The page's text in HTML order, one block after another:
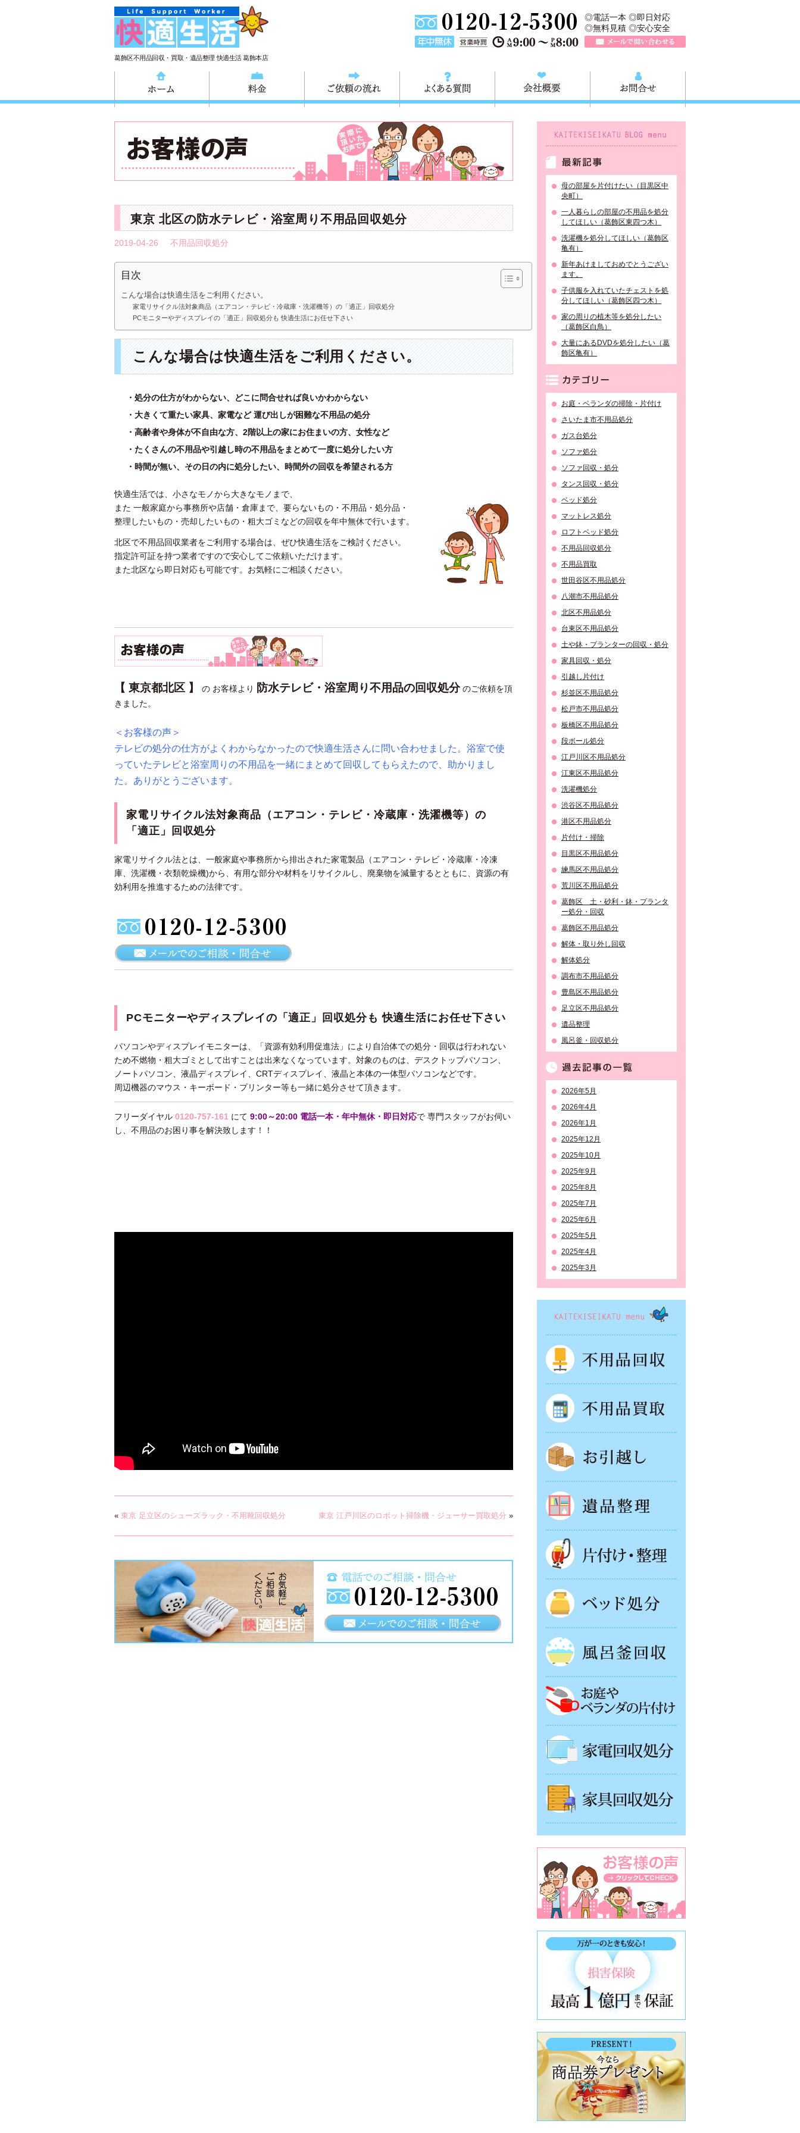
葛飾区不用品回収・買取・遺品整理 快適生活 葛飾本店
TEL 0120-757-161（年中無休）営業時間AM9:00～
◎電話一本 ◎即日対応
◎無料見積 ◎安心安全
ご依頼の流れ よくある質問
東京 北区の防水テレビ・浴室周り不用品回収処分
2019-04-26 不用品回収処分
目次
こんな場合は快適生活をご利用ください。
家電リサイクル法対象商品（エアコン・テレビ・冷蔵庫・洗濯機等）の「適正」回収処分
PCモニターやディスプレイの「適正」回収処分も 快適生活にお任せ下さい
こんな場合は快適生活をご利用ください。
・処分の仕方がわからない、どこに問合せれば良いかわからない
・大きくて重たい家具、家電など 運び出しが困難な不用品の処分
・高齢者や身体が不自由な方、2階以上の家にお住まいの方、女性など
・たくさんの不用品や引越し時の不用品をまとめて一度に処分したい方
・時間が無い、その日の内に処分したい、時間外の回収を希望される方
快適生活では、小さなモノから大きなモノまで、
また 一般家庭から事務所や店舗・倉庫まで、要らないもの・不用品・処分品・
整理したいもの・売却したいもの・粗大ゴミなどの回収を年中無休で行います。
北区で不用品回収業者をご利用する場合は、ぜひ快適生活をご検討ください。
指定許可証を持つ業者ですので安心してご依頼いただけます。
また北区なら即日対応も可能です。お気軽にご相談ください。
【 東京都北区 】 の お客様より 防水テレビ・浴室周り不用品の回収処分のご依頼を頂
きました。
＜お客様の声＞
テレビの処分の仕方がよくわからなかったので快適生活さんに問い合わせました。浴室で使
っていたテレビと浴室周りの不用品を一緒にまとめて回収してもらえたので、助かりまし
た。ありがとうございます。
家電リサイクル法対象商品（エアコン・テレビ・冷蔵庫・洗濯機等）の
「適正」回収処分
家電リサイクル法とは、一般家庭や事務所から排出された家電製品（エアコン・テレビ・冷蔵庫・冷凍
庫、洗濯機・衣類乾燥機)から、有用な部分や材料をリサイクルし、廃棄物を減量するとともに、資源の有
効利用を推進するための法律です。
PCモニターやディスプレイの「適正」回収処分も 快適生活にお任せ下さい
パソコンやディスプレイモニターは、「資源有効利用促進法」により自治体での処分・回収は行われない
ため不燃物・粗大ゴミとして出すことは出来なくなっています。対象のものは、デスクトップパソコン、
ノートパソコン、液晶ディスプレイ、CRTディスプレイ、液晶と本体の一体型パソコンなどです。
周辺機器のマウス・キーボード・プリンター等も一緒に処分させて頂きます。
フリーダイヤル 0120-757-161 にて 9:00～20:00 電話一本・年中無休・即日対応で 専門スタッフがお伺い
し、不用品のお困り事を解決致します！！
« 東京 足立区のシューズラック・不用靴回収処分 東京 江戸川区のロボット掃除機・ジューサー買取処分 »
母の部屋を片付けたい（目黒区中
央町）
一人暮らしの部屋の不用品を処分
してほしい（葛飾区東四つ木）
洗濯機を処分してほしい（葛飾区
亀有）
新年あけましておめでとうござい
ます。
子供服を入れていたチェストを処
分してほしい（葛飾区四つ木）
家の周りの植木等を処分したい
（葛飾区白鳥）
大量にあるDVDを処分したい（葛
飾区亀有）
お庭・ベランダの掃除・片付け
さいたま市不用品処分
ガス台処分
ソファ処分
ソファ回収・処分
タンス回収・処分
ベッド処分
マットレス処分
ロフトベッド処分
不用品回収処分
不用品買取
世田谷区不用品処分
八潮市不用品処分
北区不用品処分
台東区不用品処分
土や鉢・プランターの回収・処分
家具回収・処分
引越し片付け
杉並区不用品処分
松戸市不用品処分
板橋区不用品処分
段ボール処分
江戸川区不用品処分
江東区不用品処分
洗濯機処分
渋谷区不用品処分
港区不用品処分
片付け・掃除
目黒区不用品処分
練馬区不用品処分
荒川区不用品処分
葛飾区 土・砂利・鉢・プランタ
ー処分・回収
葛飾区不用品処分
解体・取り外し回収
解体処分
調布市不用品処分
豊島区不用品処分
足立区不用品処分
遺品整理
風呂釜・回収処分
2026年5月
2026年4月
2026年1月
2025年12月
2025年10月
2025年9月
2025年8月
2025年7月
2025年6月
2025年5月
2025年4月
2025年3月